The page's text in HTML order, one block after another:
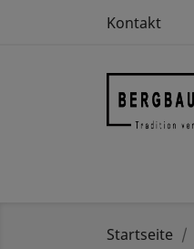
Kontakt
Startseite